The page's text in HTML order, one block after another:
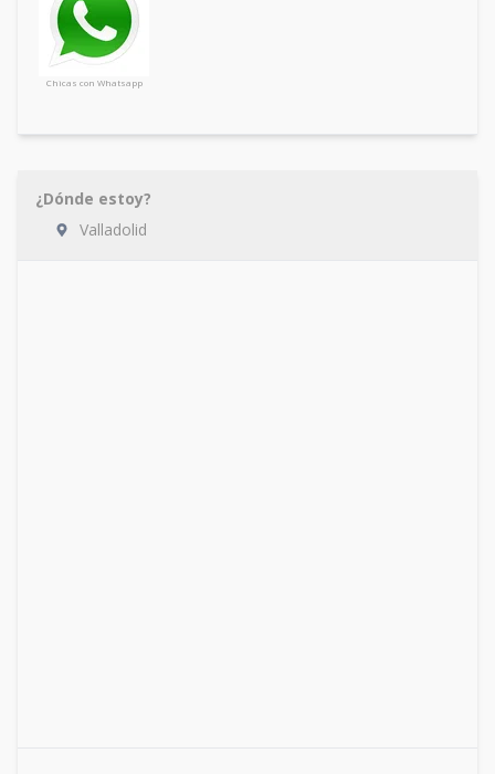
Chicas con Whatsapp
¿Dónde estoy?
Valladolid